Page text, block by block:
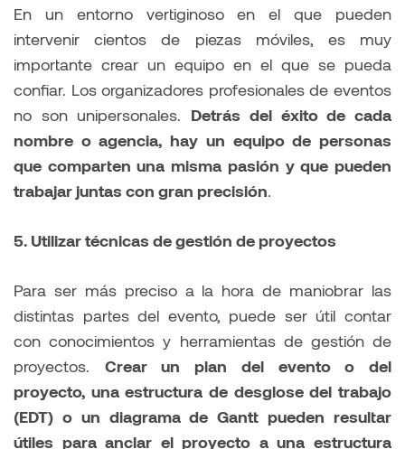
En un entorno vertiginoso en el que pueden
intervenir cientos de piezas móviles, es muy
importante crear un equipo en el que se pueda
confiar. Los organizadores profesionales de eventos
no son unipersonales. Detrás del éxito de cada
nombre o agencia, hay un equipo de personas
que comparten una misma pasión y que pueden
trabajar juntas con gran precisión.
5. Utilizar técnicas de gestión de proyectos
Para ser más preciso a la hora de maniobrar las
distintas partes del evento, puede ser útil contar
con conocimientos y herramientas de gestión de
proyectos. Crear un plan del evento o del
proyecto, una estructura de desglose del trabajo
(EDT) o un diagrama de Gantt pueden resultar
útiles para anclar el proyecto a una estructura